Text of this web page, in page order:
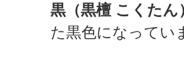
黒（黒檀 こくたん
た黒色になってい